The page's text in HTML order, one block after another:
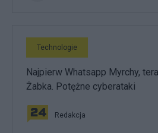
Technologie
Najpierw Whatsapp Myrchy,
Żabka. Potężne cyberataki
Redakcja